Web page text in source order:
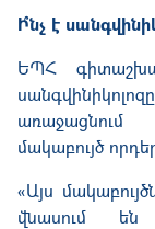
Ի՞նչ է
ԵՊՀ
առաջացնում
մակաբույծ
«Այս
վնասում են